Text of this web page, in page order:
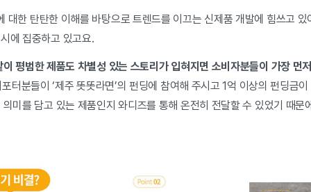
대한 탄탄한 이해를 바탕으로 트렌드를 이끄는 신제품 개발에 힘쓰고
에 집중하고 있고요.
이 평범한 제품도 차별성 있는 스토리가 입혀지면 소비자분들이 가장 먼
터분들이 ‘제주 똣똣라면’의 펀딩에 참여해 주시고 1억 이상의 펀딩금
미를 담고 있는 제품인지 와디즈를 통해 온전히 전달할 수 있었기 때문